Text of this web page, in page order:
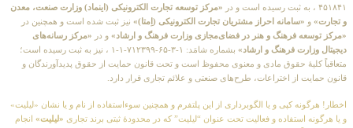
«مرکز توسعه تجارت الکترونیکی (اینماد) وزارت صنعت، معدن
«سامانه احراز مشتریان تجارت الکترونیکی (اِمتا)» نیز ثبت شده است و همچنین در
فرهنگ و هنر در فضای‌مجازی وزارت فرهنگ و ارشاد»و در«مرکز رسانه‌های
فرهنگ و ارشاد»
بشماره شامَد: ۱-۳-۶۵-۷۱۲۳۹۹-۱-۱ ، نیز به ثبت رسیده است؛
حقوق مادی و معنوی محفوظ است و تحت قانون حمایت از حقوق پدیدآورندگان و
از اختراعات، طرح‌های صنعتی و علائم تجاری قرار دارد.
کپی و یا الگوبرداری از این پلتفرم و همچنین سوءاستفاده از نام و یا نشان «لیلیت»
استفاده و فعالیت تحت عنوان “لیلیت” که در محدودهٔ ثبتی برند تجاری«لیلیت»انجام